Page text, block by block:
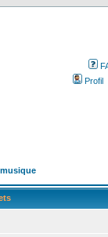
Profil